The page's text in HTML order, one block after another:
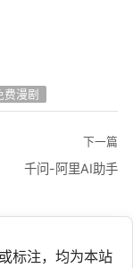
费漫剧
下一篇
千问-阿里AI助手
标注，均为本站